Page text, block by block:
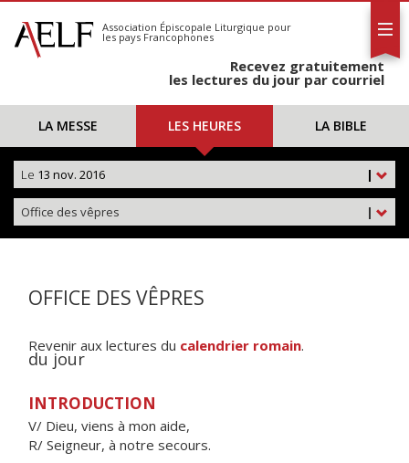
S'abonner
Calendrier
Association Épiscopale Liturgique pour
les pays Francophones
Recevez gratuitement
les lectures du jour par courriel
LA MESSE LES HEURES LA BIBLE
|
Le 13 nov. 2016
|
Office des vêpres
OFFICE DES VÊPRES
Revenir aux lectures du calendrier romain.
du jour
INTRODUCTION
V/ Dieu, viens à mon aide,
R/ Seigneur, à notre secours.